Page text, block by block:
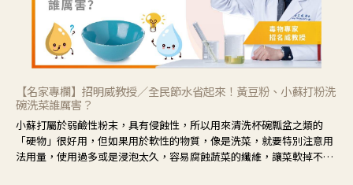
【名家專欄】招明威教授／全民節水省起來！黃豆粉、小蘇打粉洗
碗洗菜誰厲害？
小蘇打屬於弱鹼性粉末，具有侵蝕性，所以用來清洗杯碗瓢盆之類的
「硬物」很好用，但如果用於軟性的物質，像是洗菜，就要特別注意用
法用量，使用過多或是浸泡太久，容易腐蝕蔬菜的纖維，讓菜軟掉不清